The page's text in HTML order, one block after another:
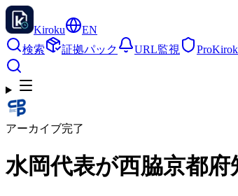
Kiroku
EN
検索
証拠パック URL監視 Pro
アーカイブ完了
水岡代表が西脇京都